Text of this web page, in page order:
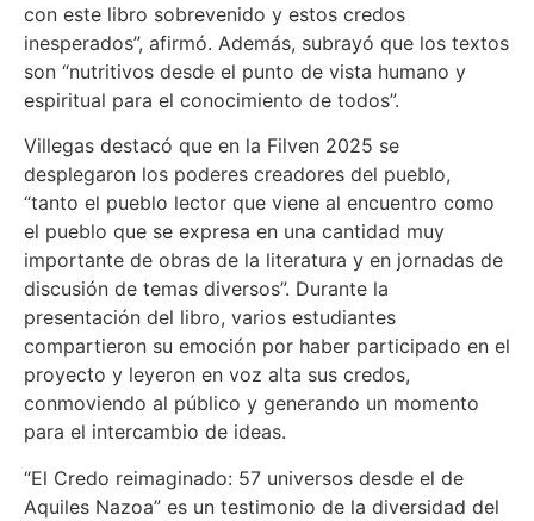
con este libro sobrevenido y estos credos
inesperados”, afirmó. Además, subrayó que los textos
son “nutritivos desde el punto de vista humano y
espiritual para el conocimiento de todos”.
Villegas destacó que en la Filven 2025 se
desplegaron los poderes creadores del pueblo,
“tanto el pueblo lector que viene al encuentro como
el pueblo que se expresa en una cantidad muy
importante de obras de la literatura y en jornadas de
discusión de temas diversos”. Durante la
presentación del libro, varios estudiantes
compartieron su emoción por haber participado en el
proyecto y leyeron en voz alta sus credos,
conmoviendo al público y generando un momento
para el intercambio de ideas.
“El Credo reimaginado: 57 universos desde el de
Aquiles Nazoa” es un testimonio de la diversidad del